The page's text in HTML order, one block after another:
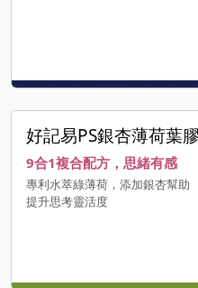
好記易PS銀杏薄荷葉
9合1複合配方，思緒有感
專利水萃綠薄荷，添加銀杏幫助
提升思考靈活度